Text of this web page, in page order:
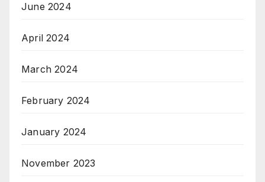
June 2024
April 2024
March 2024
February 2024
January 2024
November 2023